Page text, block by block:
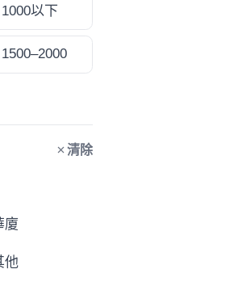
1000以下
1500–2000
清除
廈
他